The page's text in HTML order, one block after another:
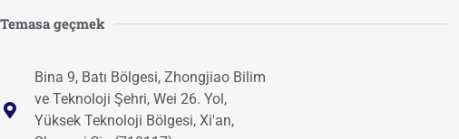
Temasa geçmek
Bina 9, Batı Bölgesi, Zhongjiao Bilim
ve Teknoloji Şehri, Wei 26. Yol,
Yüksek Teknoloji Bölgesi, Xi'an,